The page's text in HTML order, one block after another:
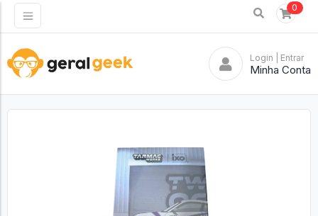
0
Login | Entrar
Minha Conta